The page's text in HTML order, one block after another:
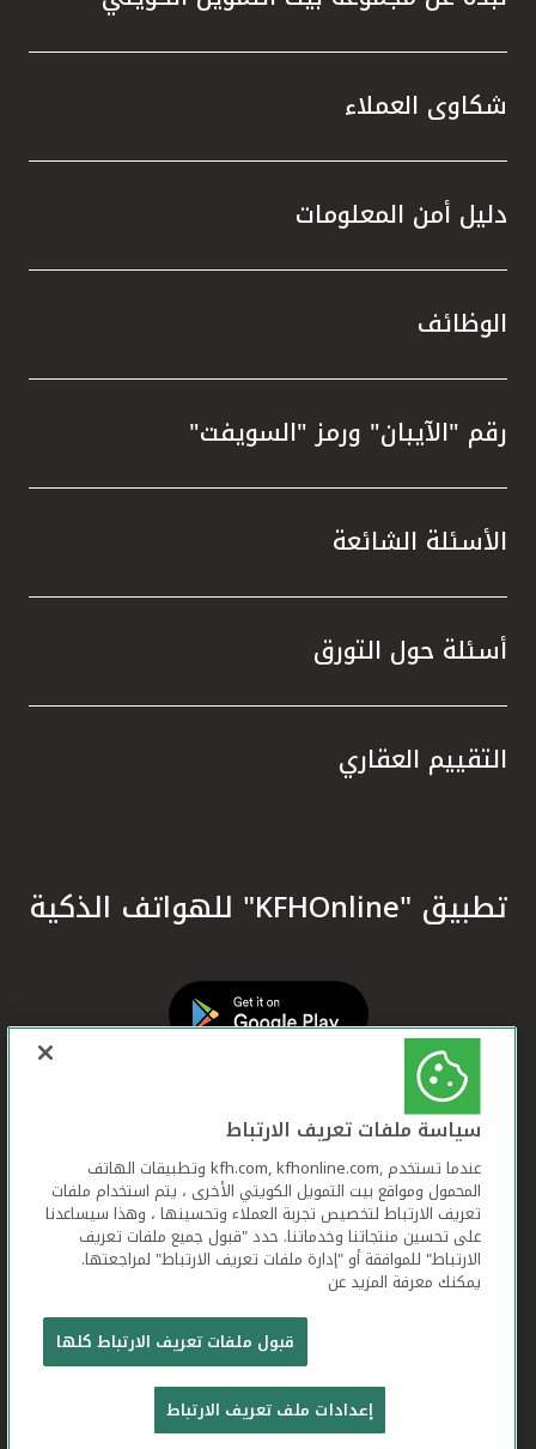
تواصل معنا
شكاوى العملاء
دليل أمن المعلومات
الوظائف
رقم "الآيبان" ورمز "السويفت"
الأسئلة الشائعة
أسئلة حول التورق
التقييم العقاري
تطبيق "KFHOnline" للهواتف الذكية
بيت التمويل الكويتي جميع الحقوق محفوظة © 2026
شروط وأحكام استخدام الموقع الإلكتروني
تعريف الارتباط بيان الخصوصية
سياسة ملفات تعريف الارتباط
عندما تستخدم ,kfh.com, kfhonline.com وتطبيقات الهاتف
المحمول ومواقع بيت التمويل الكويتي الأخرى ، يتم استخدام ملفات
تعريف الارتباط لتخصيص تجربة العملاء وتحسينها ، وهذا سيساعدنا
على تحسين منتجاتنا وخدماتنا. حدد "قبول جميع ملفات تعريف
الارتباط" للموافقة أو "إدارة ملفات تعريف الارتباط" لمراجعتها.
يمكنك معرفة المزيد عن
قبول ملفات تعريف الارتباط كلها
إعدادات ملف تعريف الارتباط